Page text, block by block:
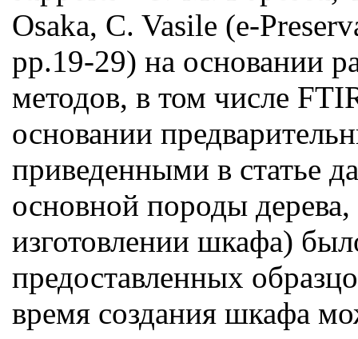
Osaka, C. Vasile (е-
pp.19-29) на основании
методов, в том числе
основании
приведенными в статье
основной породы
изготовлении шкафа)
предоставленных
время создания шкафа